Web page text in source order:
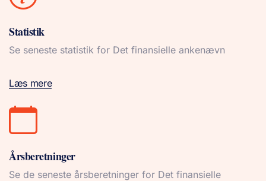
Statistik
Se seneste statistik for Det finansielle ankenævn
Læs mere
Årsberetninger
Se de seneste årsberetninger for Det finansielle